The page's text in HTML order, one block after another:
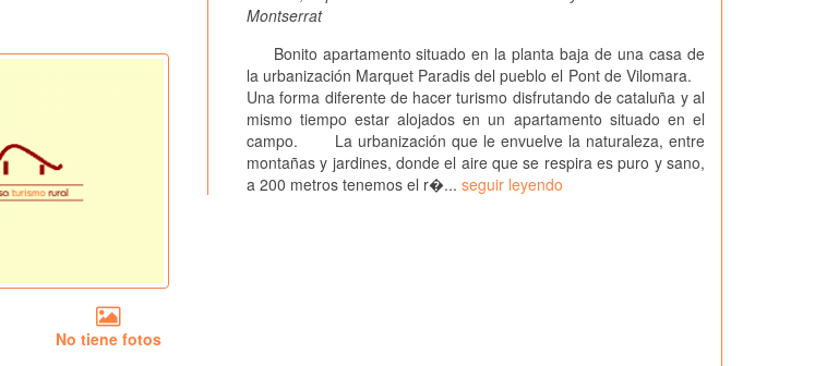
No tiene fotos
Montserrat
Bonito apartamento situado en la planta baja de una casa de
la urbanización Marquet Paradis del pueblo el Pont de Vilomara.
Una forma diferente de hacer turismo disfrutando de cataluña y al
mismo tiempo estar alojados en un apartamento situado en el
campo. La urbanización que le envuelve la naturaleza, entre
montañas y jardines, donde el aire que se respira es puro y sano,
a 200 metros tenemos el r�... seguir leyendo